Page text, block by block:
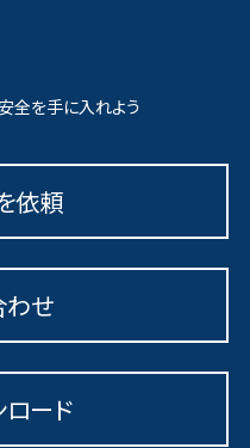
全を手に入れよう
依頼
わせ
ード